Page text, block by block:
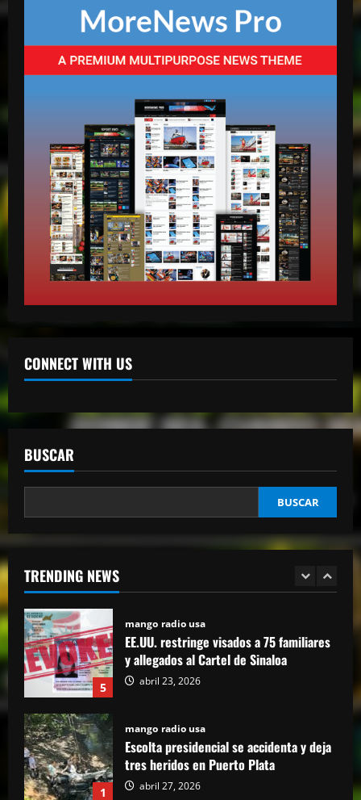
CONNECT WITH US
BUSCAR
BUSCAR
TRENDING NEWS
5
mango radio usa
EE.UU. restringe visados a 75 familiares
y allegados al Cartel de Sinaloa
abril 23, 2026
1
mango radio usa
Escolta presidencial se accidenta y deja
tres heridos en Puerto Plata
abril 27, 2026
2
mango radio usa
Comunicador propina bofetada al padre
de una víctima del Jet Set en el Palacio
de Justicia
abril 27, 2026
reproducciones en YouTube
abril 27, 2026
4
mango radio usa
yo quiero justicia”
5
EE.UU. restringe visados a 75 familiares
abril 23, 2026
1
mango radio usa
Escolta presidencial se accidenta y deja
tres heridos en Puerto Plata
mango radio usa
Comunicador propina bofetada al padre
de una víctima del Jet Set en el Palacio
de Justicia